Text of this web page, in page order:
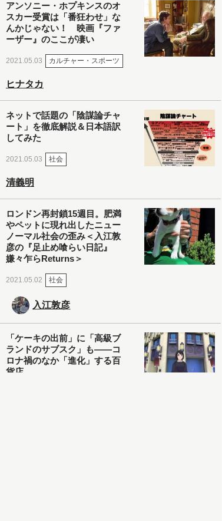
アンソニー・ホプキンスのオ
スカー受賞は「番狂わせ」な
んかじゃない！ 映画『ファ
ーザー』のここが凄い
2021.05.03 カルチャー・スポーツ
ヒナタカ
ネットで話題の「陰謀論チャ
ート」を徹底解説＆日本語訳
してみた
2021.05.03 社会
清義明
ロンドン再封鎖15週目。肥満
やペットに現れ出したニュー
ノーマル社会の歪み＜入江敦
彦の『足止め喰らい日記』
嫌々乍らReturns＞
2021.05.02 社会
入江敦彦
「ケーキの出前」に「高級ブ
ランドのサブスク」も――コ
ロナ禍のなか「進化」する百
貨店